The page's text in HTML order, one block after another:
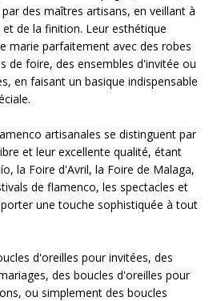
des maîtres artisans, en veillant à
de la finition. Leur esthétique
marie parfaitement avec des robes
de foire, des ensembles d'invitée ou
en faisant un basique indispensable
artisanales se distinguent par
et leur excellente qualité, étant
la Foire d'Avril, la Foire de Malaga,
de flamenco, les spectacles et
une touche sophistiquée à tout
d'oreilles pour invitées, des
des boucles d'oreilles pour
ou simplement des boucles